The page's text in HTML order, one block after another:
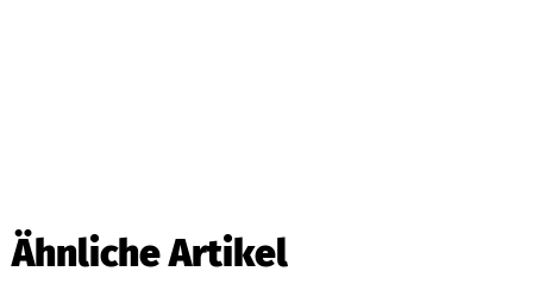
Ähnliche Artikel